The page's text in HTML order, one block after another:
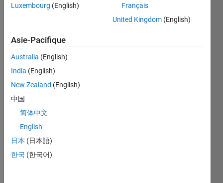
velocity
in t
Solve
Solution
Stats
Luxembourg (English)
Français
United Kingdom (English)
Asie-Pacifique
Australia (English)
India (English)
New Zealand (English)
中国
简体中文
English
日本 (日本語)
한국 (한국어)